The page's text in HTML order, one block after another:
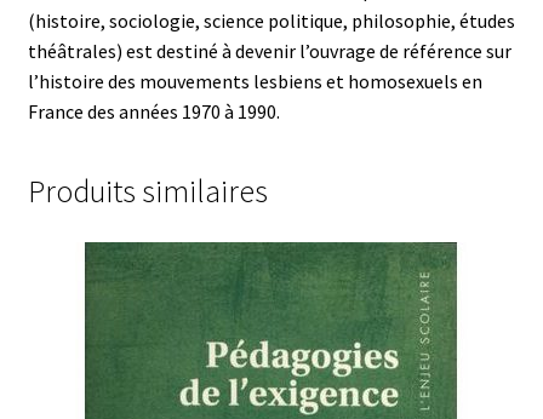
(histoire, sociologie, science politique, philosophie, études
théâtrales) est destiné à devenir l’ouvrage de référence sur
l’histoire des mouvements lesbiens et homosexuels en
France des années 1970 à 1990.
Produits similaires